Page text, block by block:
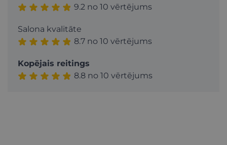
9.2 no 10 vērtējums
Salona kvalitāte
8.7 no 10 vērtējums
Kopējais reitings
8.8 no 10 vērtējums